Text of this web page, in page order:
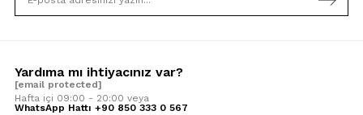
Yardıma mı ihtiyacınız var?
[email protected]
Hafta içi 09:00 - 20:00 veya
WhatsApp Hattı +90 850 333 0 567